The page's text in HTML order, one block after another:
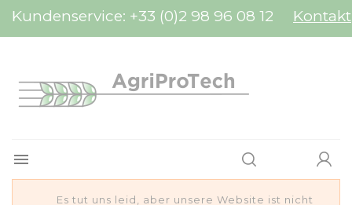
Kundenservice: +33 (0)2 98 96 08 12 Kontakt

Es tut uns leid, aber unsere Website ist nicht
Cookie-Einstellungen